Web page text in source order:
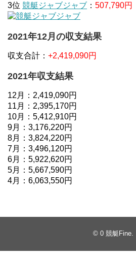
3位 競艇ジャブジャブ ： 507,790円
2021年12月の収支結果
収支合計： +2,419,090円
2021年収支結果
12月：2,419,090円
11月：2,395,170円
10月：5,412,910円
9月：3,176,220円
8月：3,824,220円
7月：3,496,120円
6月：5,922,620円
5月：5,667,590円
4月：6,063,550円
© 0 競艇Fine